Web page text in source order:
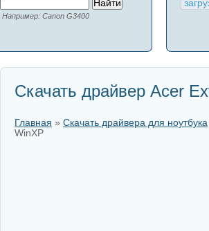
Например: Canon G3400
Скачать драйвер Acer
Главная » Скачать драйвера для ноутбука
WinXP